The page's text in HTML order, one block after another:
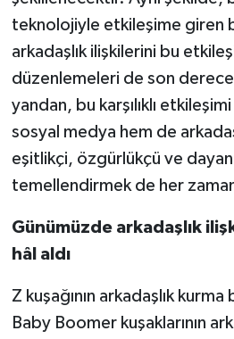
teknolojiyle etkileşime giren
arkadaşlık ilişkilerini bu
düzenlemeleri de son derece
yandan, bu karşılıklı
sosyal medya hem de
eşitlikçi, özgürlükçü ve
temellendirmek de her
Günümüzde arkadaşlık
hâl aldı
Z kuşağının arkadaşlık
Baby Boomer kuşaklarının